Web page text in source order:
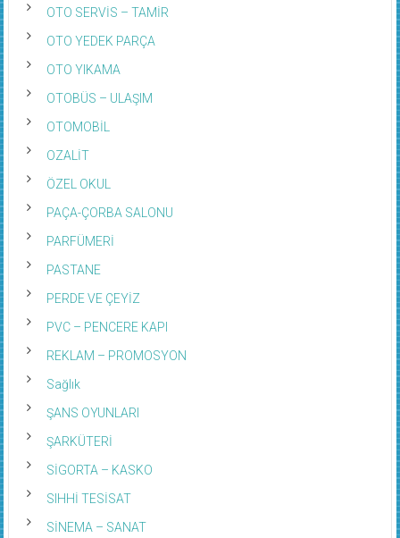
OTO SERVİS – TAMİR
OTO YEDEK PARÇA
OTO YIKAMA
OTOBÜS – ULAŞIM
OTOMOBİL
OZALİT
ÖZEL OKUL
PAÇA-ÇORBA SALONU
PARFÜMERİ
PASTANE
PERDE VE ÇEYİZ
PVC – PENCERE KAPI
REKLAM – PROMOSYON
Sağlık
ŞANS OYUNLARI
ŞARKÜTERİ
SİGORTA – KASKO
SIHHİ TESİSAT
SİNEMA – SANAT